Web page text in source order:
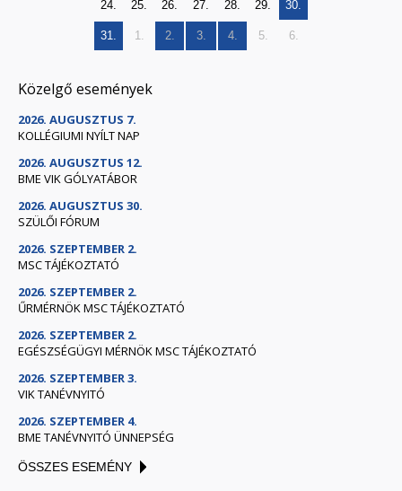
24. 25. 26. 27. 28. 29. 30.
31. 1. 2. 3. 4. 5. 6.
Közelgő események
2026. AUGUSZTUS 7.
KOLLÉGIUMI NYÍLT NAP
2026. AUGUSZTUS 12.
BME VIK GÓLYATÁBOR
2026. AUGUSZTUS 30.
SZÜLŐI FÓRUM
2026. SZEPTEMBER 2.
MSC TÁJÉKOZTATÓ
2026. SZEPTEMBER 2.
ŰRMÉRNÖK MSC TÁJÉKOZTATÓ
2026. SZEPTEMBER 2.
EGÉSZSÉGÜGYI MÉRNÖK MSC TÁJÉKOZTATÓ
2026. SZEPTEMBER 3.
VIK TANÉVNYITÓ
2026. SZEPTEMBER 4.
BME TANÉVNYITÓ ÜNNEPSÉG
ÖSSZES ESEMÉNY